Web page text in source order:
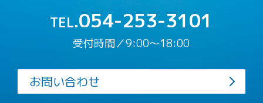
TEL.054-253-3101
受付時間／9:00〜18:00
お問い合わせ